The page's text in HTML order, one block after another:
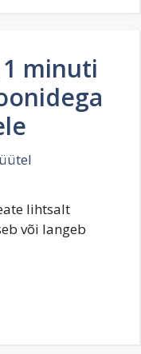
minuti
lihtsalt
või langeb